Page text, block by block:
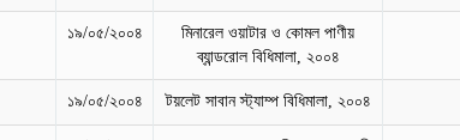
১৯/০৫/২০০৪
মিনারেল ওয়াটার ও কোমল পাণীয়
ব্যান্ডরোল বিধিমালা, ২০০৪
১৯/০৫/২০০৪ টয়লেট সাবান স্ট্যাম্প বিধিমালা, ২০০৪